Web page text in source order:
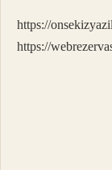
https://
https://